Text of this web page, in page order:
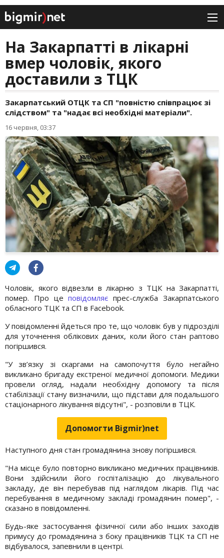
На Закарпатті в лікарні
вмер чоловік, якого
доставили з ТЦК
Закарпатський ОТЦК та СП "повністю співпрацює зі
слідством" та "надає всі необхідні матеріали".
16 червня, 03:37
Чоловік, якого відвезли в лікарню з ТЦК на Закарпатті,
помер. Про цеповідомляє прес-служба Закарпатського
обласного ТЦК та СП в Facebook.
У повідомленні йдеться про те, що чоловік був у підрозділі
для уточнення облікових даних, коли його стан раптово
погіршився.
"У зв’язку зі скаргами на самопочуття було негайно
викликано бригаду екстреної медичної допомоги. Медики
провели огляд, надали необхідну допомогу та після
стабілізації стану визначили, що підстави для подальшого
стаціонарного лікування відсутні", - розповіли в ТЦК.
Допомогти Bigmir)net
Наступного дня стан громадянина знову погіршився.
"На місце було повторно викликано медичних працівників.
Вони здійснили його госпіталізацію до лікувального
закладу, де він перебував під наглядом лікарів. Під час
перебування в медичному закладі громадянин помер", -
сказано в повідомленні.
Будь-яке застосування фізичної сили або інших заходів
примусу до громадянина з боку працівників ТЦК та СП не
відбувалося, запевнили в центрі.